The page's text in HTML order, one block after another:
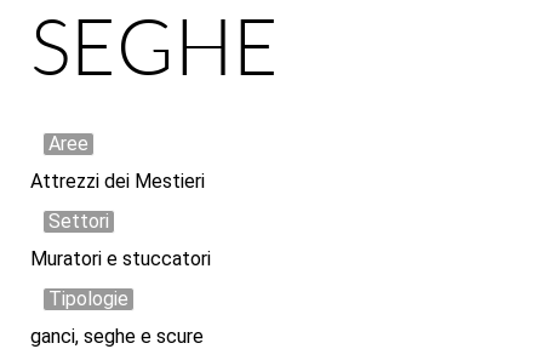
SEGHE
Aree
Attrezzi dei Mestieri
Settori
Muratori e stuccatori
Tipologie
ganci, seghe e scure